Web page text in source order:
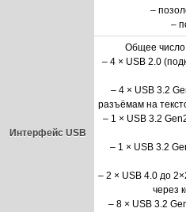
–
–
Интерфейс USB
Общее число
– 4 × USB 2.0
– 4 × USB 3.2
разъёмам на
– 1 × USB 3.2
– 1 × USB 3.2
– 2 × USB 4.0 до
через
– 8 × USB 3.2